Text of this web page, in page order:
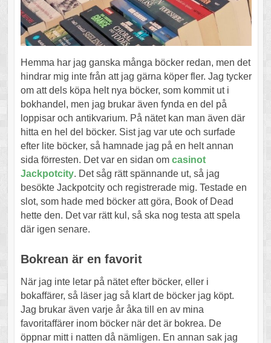
Hemma har jag ganska många böcker redan, men det
hindrar mig inte från att jag gärna köper fler. Jag tycker
om att dels köpa helt nya böcker, som kommit ut i
bokhandel, men jag brukar även fynda en del på
loppisar och antikvarium. På nätet kan man även där
hitta en hel del böcker. Sist jag var ute och surfade
efter lite böcker, så hamnade jag på en helt annan
sida förresten. Det var en sidan om casinot
Jackpotcity. Det såg rätt spännande ut, så jag
besökte Jackpotcity och registrerade mig. Testade en
slot, som hade med böcker att göra, Book of Dead
hette den. Det var rätt kul, så ska nog testa att spela
där igen senare.
Bokrean är en favorit
När jag inte letar på nätet efter böcker, eller i
bokaffärer, så läser jag så klart de böcker jag köpt.
Jag brukar även varje år åka till en av mina
favoritaffärer inom böcker när det är bokrea. De
öppnar mitt i natten då nämligen. En annan sak jag